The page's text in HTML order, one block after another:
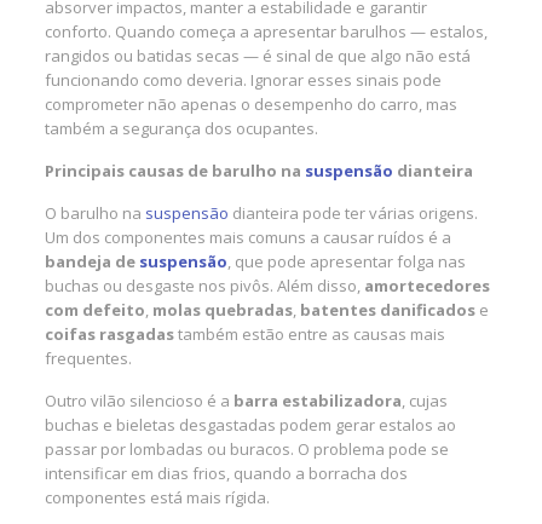
absorver impactos, manter a estabilidade e garantir
conforto. Quando começa a apresentar barulhos — estalos,
rangidos ou batidas secas — é sinal de que algo não está
funcionando como deveria. Ignorar esses sinais pode
comprometer não apenas o desempenho do carro, mas
também a segurança dos ocupantes.
Principais causas de barulho na suspensão dianteira
O barulho na suspensão dianteira pode ter várias origens.
Um dos componentes mais comuns a causar ruídos é a
bandeja de suspensão, que pode apresentar folga nas
buchas ou desgaste nos pivôs. Além disso, amortecedores
com defeito, molas quebradas, batentes danificados e
coifas rasgadastambém estão entre as causas mais
frequentes.
Outro vilão silencioso é a barra estabilizadora, cujas
buchas e bieletas desgastadas podem gerar estalos ao
passar por lombadas ou buracos. O problema pode se
intensificar em dias frios, quando a borracha dos
componentes está mais rígida.